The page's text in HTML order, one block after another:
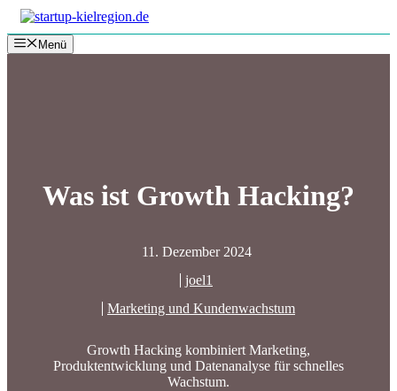
Zum
Inhalt
springenMenü
Was ist Growth Hacking?
11. Dezember 2024
joel1
Marketing und Kundenwachstum
Growth Hacking kombiniert Marketing,
Produktentwicklung und Datenanalyse für schnelles
Wachstum.